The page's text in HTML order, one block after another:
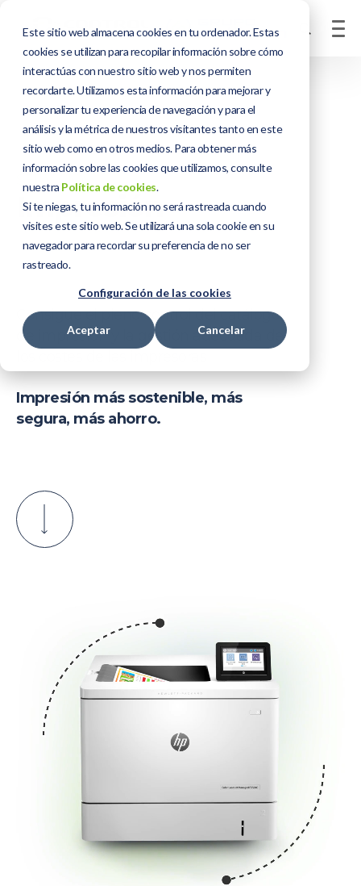
Este sitio web almacena cookies en tu ordenador. Estas
cookies se utilizan para recopilar información sobre cómo
interactúas con nuestro sitio web y nos permiten
recordarte. Utilizamos esta información para mejorar y
personalizar tu experiencia de navegación y para el
análisis y la métrica de nuestros visitantes tanto en este
sitio web como en otros medios. Para obtener más
información sobre las cookies que utilizamos, consulte
nuestra Política de cookies.
Si te niegas, tu información no será rastreada cuando
visites este sitio web. Se utilizará una sola cookie en su
navegador para recordar su preferencia de no ser
rastreado.
Configuración de las cookies
Aceptar Cancelar
SERVICIOS
Impresión
Consigue el pleno control del catálogo
de impresión y la gestión adecuada de
Impresión más sostenible, más
segura, más ahorro.